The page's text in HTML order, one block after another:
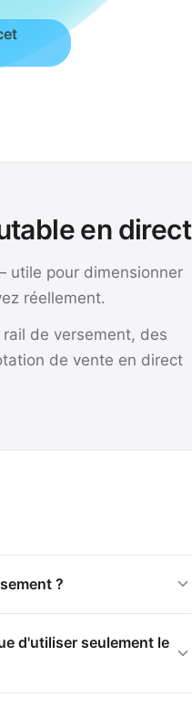
en direct
utile pour dimensionner
réellement.
de versement, des
de vente en direct
?
d'utiliser seulement le